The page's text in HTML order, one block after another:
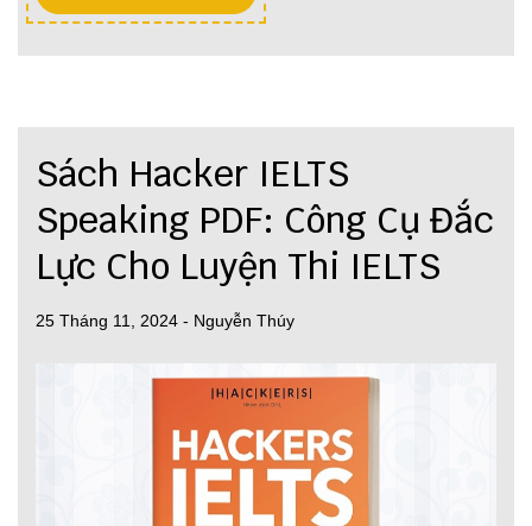
Sách Hacker IELTS
Speaking PDF: Công Cụ Đắc
Lực Cho Luyện Thi IELTS
25 Tháng 11, 2024 - Nguyễn Thúy